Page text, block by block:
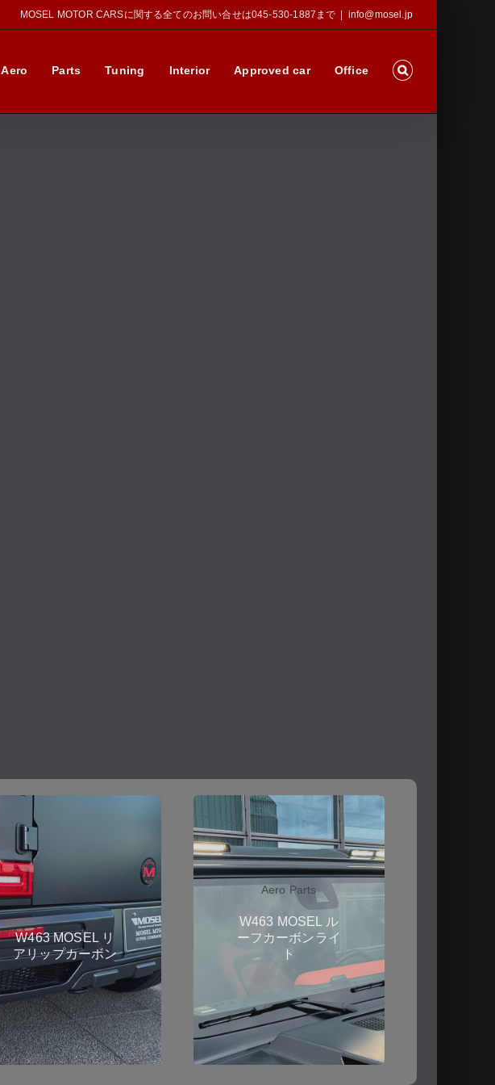
MOSEL MOTOR CARSに関する全てのお問い合せは045-530-1887まで info@mosel.jp
Aero Parts Tuning Interior Approved car Office
W463 MOSEL リ
アリップカーボン
Aero Parts
W463 MOSEL ル
ーフカーボンライ
ト